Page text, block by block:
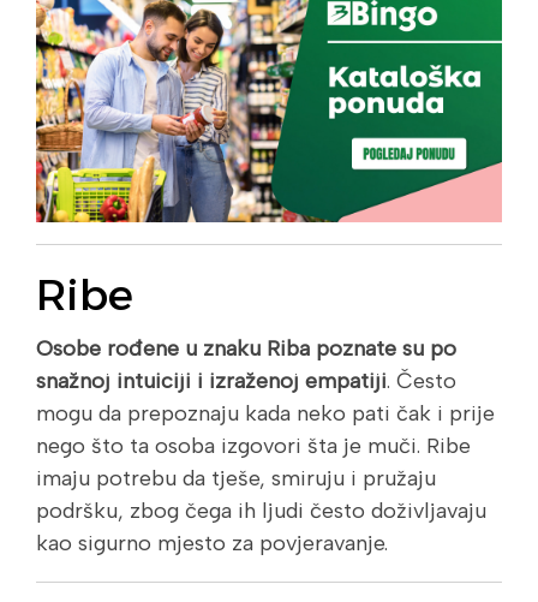
Ribe
Osobe rođene u znaku Riba poznate su po
snažnoj intuiciji i izraženoj empatiji. Često
mogu da prepoznaju kada neko pati čak i prije
nego što ta osoba izgovori šta je muči. Ribe
imaju potrebu da tješe, smiruju i pružaju
podršku, zbog čega ih ljudi često doživljavaju
kao sigurno mjesto za povjeravanje.